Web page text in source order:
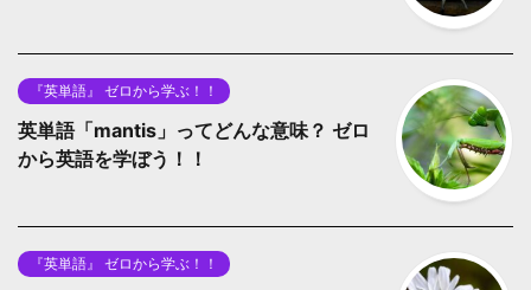
『英単語』 ゼロから学ぶ！！
英単語「mantis」ってどんな意味？ ゼロ
から英語を学ぼう！！
『英単語』 ゼロから学ぶ！！